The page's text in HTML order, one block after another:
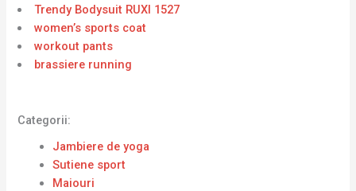
Trendy Bodysuit RUXI 1527
women’s sports coat
workout pants
brassiere running
Categorii:
Jambiere de yoga
Sutiene sport
Maiouri